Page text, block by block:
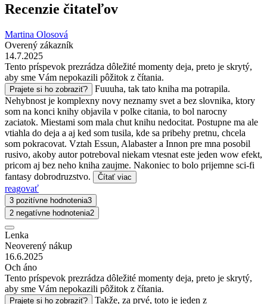
Recenzie čitateľov
Martina Olosová
Overený zákazník
14.7.2025
Tento príspevok prezrádza dôležité momenty deja, preto je skrytý,
aby sme Vám nepokazili pôžitok z čítania.
Prajete si ho zobraziť?
Fuuuha, tak tato kniha ma potrapila.
Nehybnost je komplexny novy neznamy svet a bez slovnika, ktory
som na konci knihy objavila v polke citania, to bol narocny
zaciatok. Miestami som mala chut knihu nedocitat. Postupne ma ale
vtiahla do deja a aj ked som tusila, kde sa pribehy pretnu, chcela
som pokracovat. Vztah Essun, Alabaster a Innon pre mna posobil
rusivo, akoby autor potreboval niekam vtesnat este jeden wow efekt,
pricom aj bez neho kniha zaujme. Nakoniec to bolo prijemne sci-fi
fantasy dobrodruzstvo.
Čítať viac
reagovať
3 pozitívne hodnotenia3
2 negatívne hodnotenia2
Lenka
Neoverený nákup
16.6.2025
Och áno
Tento príspevok prezrádza dôležité momenty deja, preto je skrytý,
aby sme Vám nepokazili pôžitok z čítania.
Prajete si ho zobraziť?
Takže, za prvé, toto je jeden z